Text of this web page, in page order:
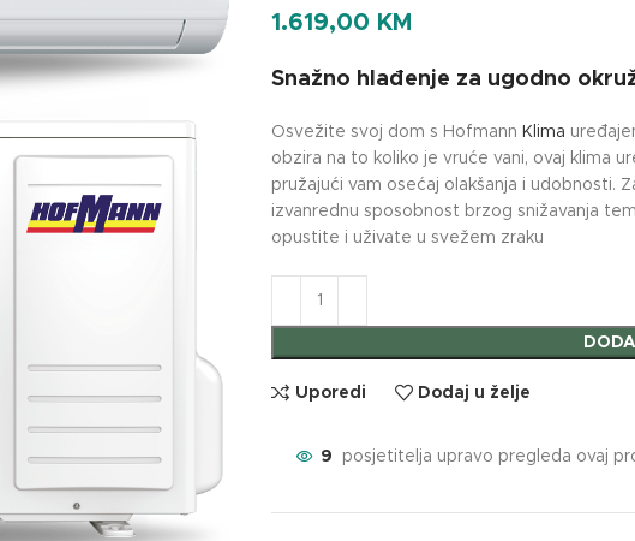
1.619,00 KM
Snažno hlađenje za ugodno
Osvežite svoj dom s Hofmann Klima
obzira na to koliko je vruće vani, ovaj klima
pružajući vam osećaj olakšanja i udobnosti.
izvanrednu sposobnost brzog snižavanja
opustite i uživate u svežem zraku
Uporedi Dodaj u želje
9 posjetitelja upravo pregleda ovaj